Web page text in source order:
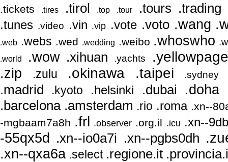
.tickets .tires .tirol .top .tour .tours .trading
.tunes .video .vin .vip .vote .voto .wang
.web .webs .wed .wedding .weibo .whoswho
.world .wow .xihuan .yachts
.zip .zulu .okinawa .taipei .sydney
.madrid .kyoto .helsinki .dubai .doha
.barcelona .amsterdam .rio .roma .xn--
-mgbaam7a8h .frl .observer .org.il .icu .xn--
-55qx5d .xn--io0a7i .xn--pgbs0dh
.xn--qxa6a .select .regione.it